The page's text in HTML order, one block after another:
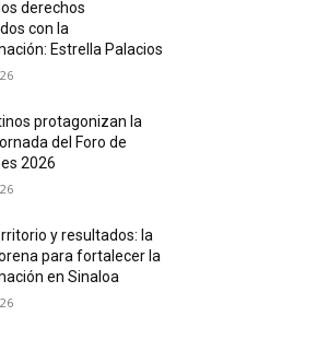
derechos
con la
Estrella Palacios
protagonizan la
del Foro de
2026
y resultados: la
para fortalecer la
en Sinaloa